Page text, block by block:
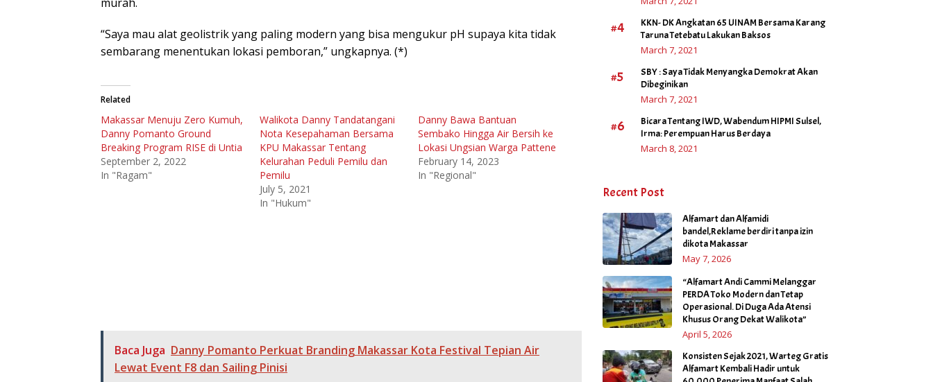
“Saya mau alat geolistrik yang paling modern yang bisa mengukur pH supaya kita tidak
sembarang menentukan lokasi pemboran,” ungkapnya. (*)
Related
Makassar Menuju Zero Kumuh,
Danny Pomanto Ground
Breaking Program RISE di Untia
September 2, 2022
In "Ragam"
Walikota Danny Tandatangani
Nota Kesepahaman Bersama
KPU Makassar Tentang
Kelurahan Peduli Pemilu dan
Pemilu
July 5, 2021
In "Hukum"
Danny Bawa Bantuan
Sembako Hingga Air Bersih ke
Lokasi Ungsian Warga Pattene
February 14, 2023
In "Regional"
Baca Juga Danny Pomanto Perkuat Branding Makassar Kota Festival Tepian Air
Lewat Event F8 dan Sailing Pinisi
#4
KKN- DK Angkatan 65 UINAM Bersama Karang
Taruna Tetebatu Lakukan Baksos
March 7, 2021
#5
SBY : Saya Tidak Menyangka Demokrat Akan
Dibeginikan
March 7, 2021
#6
Bicara Tentang IWD, Wabendum HIPMI Sulsel,
Irma: Perempuan Harus Berdaya
March 8, 2021
Recent Post
Alfamart dan Alfamidi
bandel,Reklame berdiri tanpa izin
dikota Makassar
May 7, 2026
“Alfamart Andi Cammi Melanggar
PERDA Toko Modern dan Tetap
Operasional. Di Duga Ada Atensi
Khusus Orang Dekat Walikota”
April 5, 2026
Konsisten Sejak 2021, Warteg Gratis
Alfamart Kembali Hadir untuk